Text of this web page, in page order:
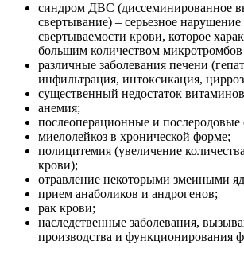
синдром ДВС (диссеминированное
свертывание) – серьезное нарушение
свертываемости крови, которое
большим количеством микротромбов
различные заболевания печени
инфильтрация, интоксикация,
существенный недостаток
анемия;
послеоперационные и послеродовые
миелолейкоз в хронической форме;
полицитемия (увеличение
крови);
отравление некоторыми змеиными
прием анаболиков и андрогенов;
рак крови;
наследственные заболевания,
производства и функционирования